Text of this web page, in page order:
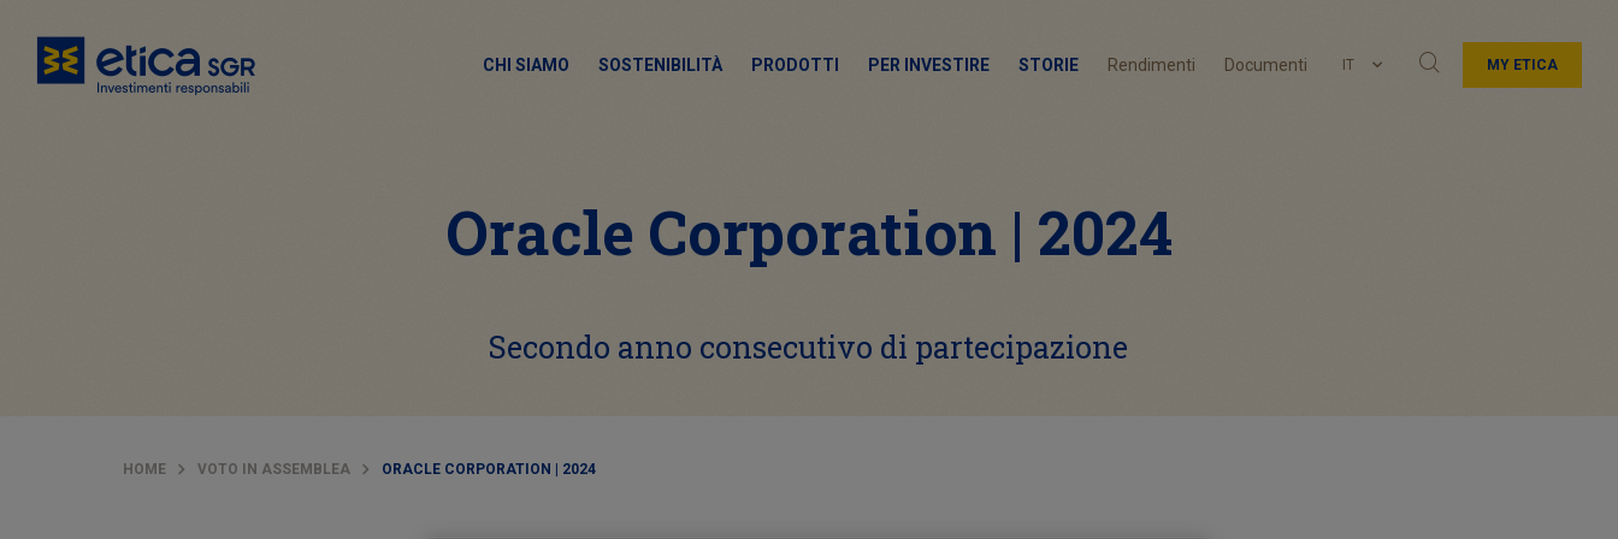
CHI SIAMO SOSTENIBILITÀ PRODOTTI PER INVESTIRE STORIE Rendimenti Documenti IT MY ETICA
Oracle Corporation | 2024
Secondo anno consecutivo di partecipazione
HOME VOTO IN ASSEMBLEA ORACLE CORPORATION | 2024